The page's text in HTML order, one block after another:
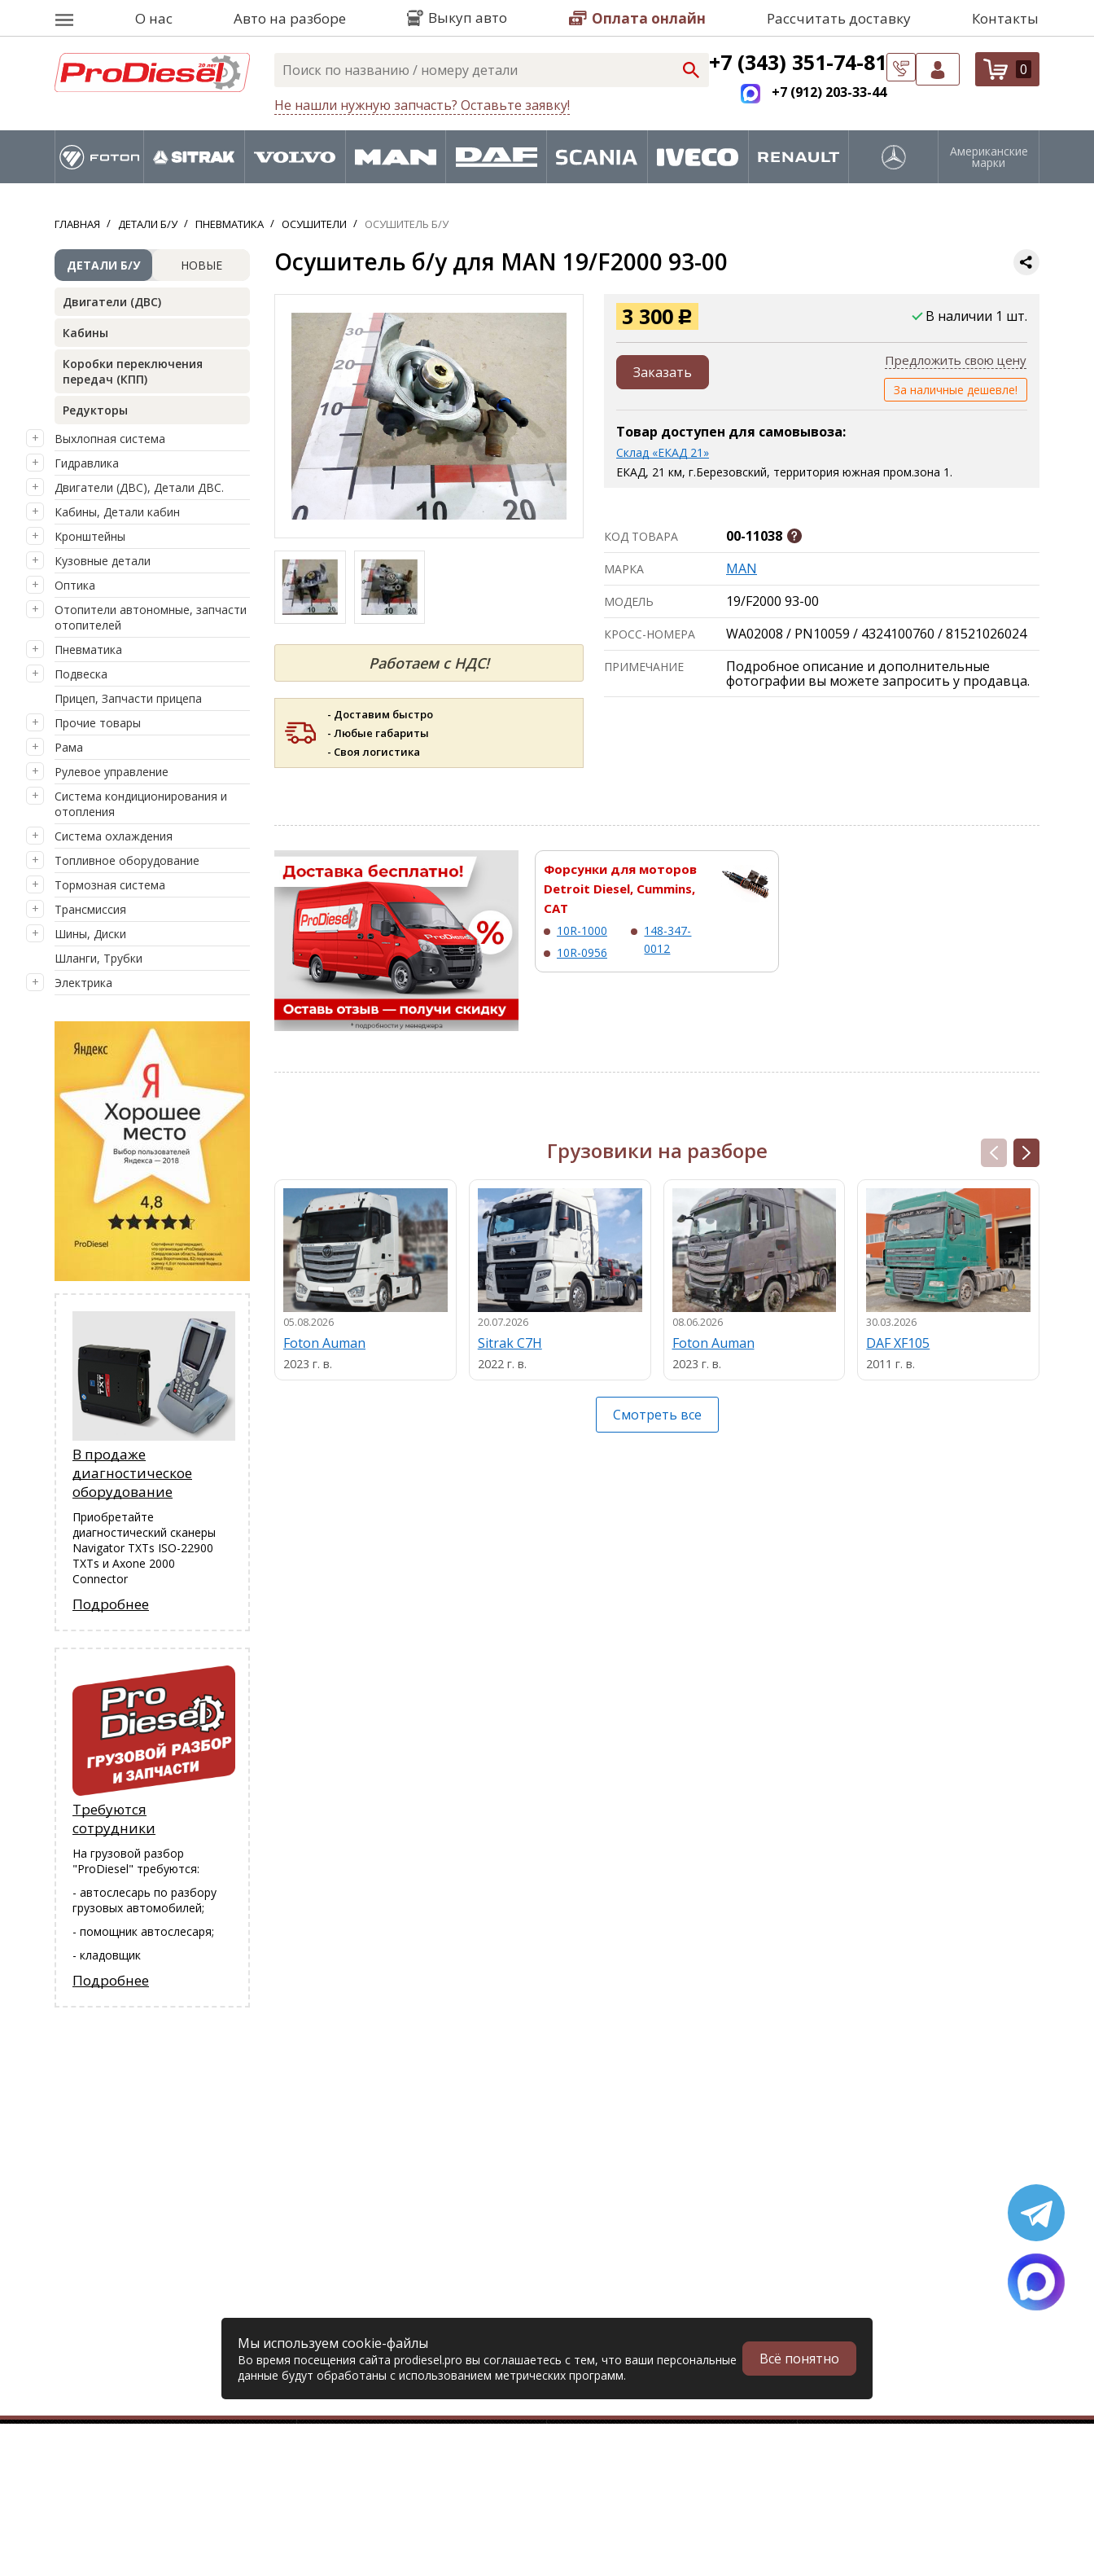
О нас Авто на разборе Выкуп авто Оплата онлайн Рассчитать доставку Контакты
Не нашли нужную запчасть? Оставьте заявку!
+7 (343) 351-74-81
+7 (912) 203-33-44
0
Американские
марки
ГЛАВНАЯ ДЕТАЛИ Б/У ПНЕВМАТИКА ОСУШИТЕЛИ ОСУШИТЕЛЬ Б/У
ДЕТАЛИ Б/У НОВЫЕ
Двигатели (ДВС)
Кабины
Коробки переключения
передач (КПП)
Редукторы
Выхлопная система
Гидравлика
Двигатели (ДВС), Детали ДВС.
Кабины, Детали кабин
Кронштейны
Кузовные детали
Оптика
Отопители автономные, запчасти
отопителей
Пневматика
Подвеска
Прицеп, Запчасти прицепа
Прочие товары
Рама
Рулевое управление
Система кондиционирования и
отопления
Система охлаждения
Топливное оборудование
Тормозная система
Трансмиссия
Шины, Диски
Шланги, Трубки
Электрика
В продаже
диагностическое
оборудование
Приобретайте
диагностический сканеры
Navigator TXTs ISO-22900
TXTs и Аxone 2000
Connector
Подробнее
Требуются
сотрудники
На грузовой разбор
"ProDiesel" требуются:
- автослесарь по разбору
грузовых автомобилей;
- помощник автослесаря;
- кладовщик
Подробнее
Осушитель б/у для MAN 19/F2000 93-00
Работаем с НДС!
- Доставим быстро
- Любые габариты
- Своя логистика
3 300 Р В наличии 1 шт.
Заказать
Предложить свою цену
За наличные дешевле!
Товар доступен для самовывоза:
Склад «ЕКАД 21»
ЕКАД, 21 км, г.Березовский, территория южная пром.зона 1.
КОД ТОВАРА 00-11038
МАРКА MAN
МОДЕЛЬ 19/F2000 93-00
КРОСС-НОМЕРА WA02008 / PN10059 / 4324100760 / 81521026024
ПРИМЕЧАНИЕ
Подробное описание и дополнительные
фотографии вы можете запросить у продавца.
Форсунки для моторов
Detroit Diesel, Cummins,
CAT
10R-1000
10R-0956
148-347-
0012
Грузовики на разборе
05.08.2026
Foton Auman
2023 г. в.
20.07.2026
Sitrak C7H
2022 г. в.
08.06.2026
Foton Auman
2023 г. в.
30.03.2026
DAF XF105
2011 г. в.
Смотреть все
Мы используем cookie-файлы
Во время посещения сайта prodiesel.pro вы соглашаетесь с тем, что ваши персональные
данные будут обработаны с использованием метрических программ.
Всё понятно